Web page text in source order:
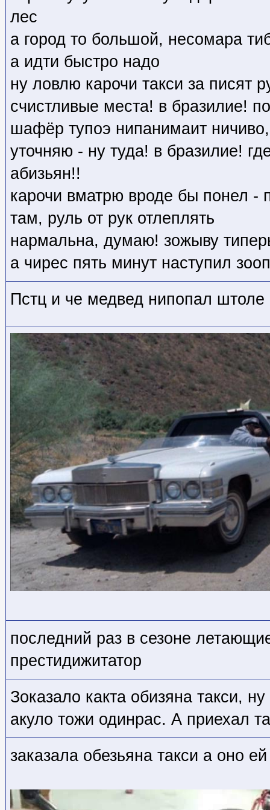
лес
а город то большой, несомара
а идти быстро надо
ну ловлю карочи такси за писят
счистливые места! в бразилие!
шафёр тупоэ нипанимаит
уточняю - ну туда! в бразилие!
абизьян!!
карочи вматрю вроде бы понел -
там, руль от рук отлеплять
нармальна, думаю! зожыву
а чирес пять минут наступил
Пстц и че медвед нипопал штоле
последний раз в сезоне
престидижитатор
Зоказало какта обизяна такси,
акуло тожи одинрас. А приехал
заказала обезьяна такси а оно